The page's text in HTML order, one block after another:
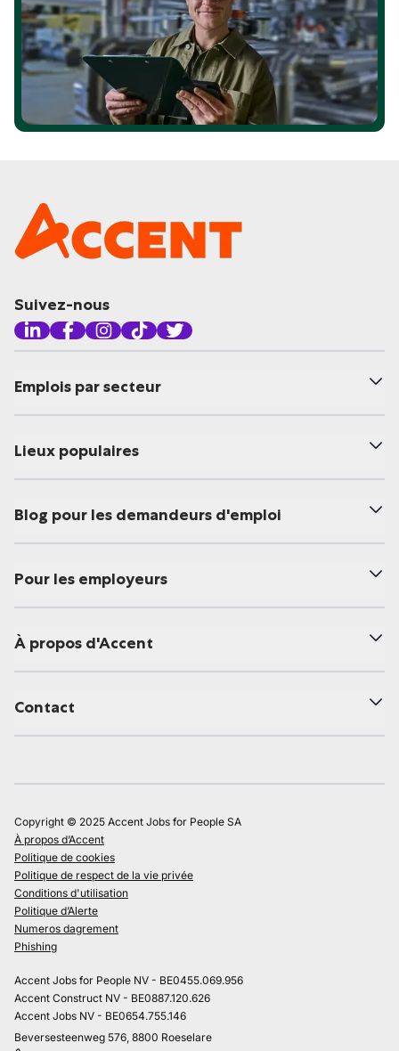
Suivez-nous
Emplois par secteur
Lieux populaires
Blog pour les demandeurs d'emploi
Pour les employeurs
À propos d'Accent
Contact
Copyright © 2025 Accent Jobs for People SA
À propos d’Accent
Politique de cookies
Politique de respect de la vie privée
Conditions d'utilisation
Politique d’Alerte
Numeros dagrement
Phishing
Accent Jobs for People NV - BE0455.069.956
Accent Construct NV - BE0887.120.626
Accent Jobs NV - BE0654.755.146
Beversesteenweg 576, 8800 Roeselare